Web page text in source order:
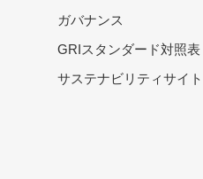
ガバナンス
GRIスタンダード対照表
サステナビリティサイ